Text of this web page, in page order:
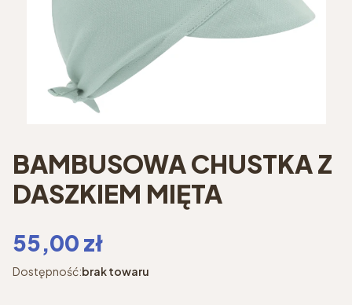
BAMBUSOWA CHUSTKA Z
DASZKIEM MIĘTA
Cena
55,00 zł
Dostępność:brak towaru